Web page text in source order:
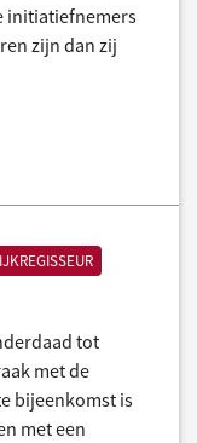
initiatiefnemers
zijn dan zij
tot
met de
bijeenkomst is
met een